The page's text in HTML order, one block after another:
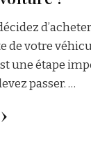
de votre
une étape
passer. …